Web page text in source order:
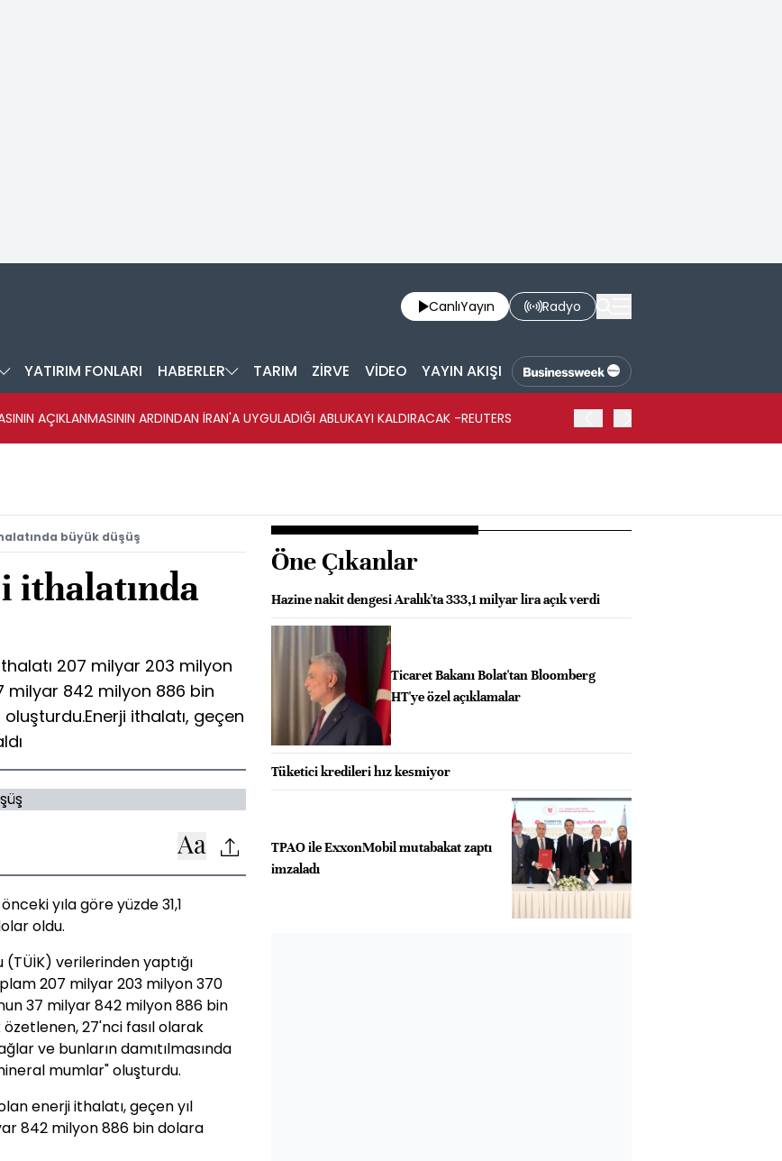
CanlıYayın Radyo
YATIRIM FONLARI HABERLER TARIM ZİRVE VİDEO YAYIN AKIŞI
AÇIKLANMASININ ARDINDAN İRAN'A UYGULADIĞI ABLUKAYI KALDIRACAK -REUTERS
büyük düşüş
ithalatında
207 milyar 203 milyon
milyar 842 milyon 886 bin
ithalatı, geçen
yıla göre yüzde 31,1
oldu.
verilerinden yaptığı
207 milyar 203 milyon 370
37 milyar 842 milyon 886 bin
27'nci fasıl olarak
ve bunların damıtılmasında
mumlar" oluşturdu.
enerji ithalatı, geçen yıl
842 milyon 886 bin dolara
Öne Çıkanlar
Hazine nakit dengesi Aralık'ta 333,1 milyar lira açık verdi
Ticaret Bakanı Bolat'tan Bloomberg
HT'ye özel açıklamalar
Tüketici kredileri hız kesmiyor
TPAO ile ExxonMobil mutabakat zaptı
imzaladı